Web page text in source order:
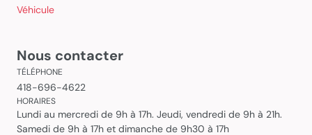
Véhicule
Nous contacter
TÉLÉPHONE
418-696-4622
HORAIRES
Lundi au mercredi de 9h à 17h. Jeudi, vendredi de 9h à 21h.
Samedi de 9h à 17h et dimanche de 9h30 à 17h